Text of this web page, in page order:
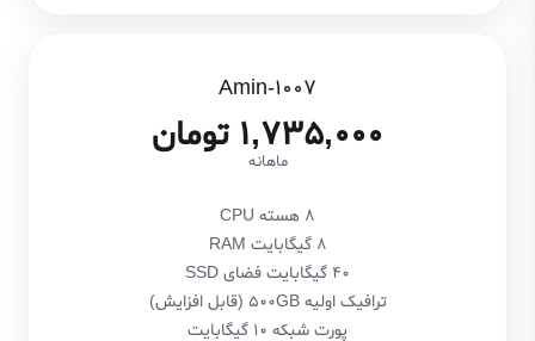
Amin-1007
1,735,000 تومان
ماهانه
8 هسته CPU
8 گیگابایت RAM
40 گیگابایت فضای SSD
ترافیک اولیه 500GB (قابل افزایش)
پورت شبکه 10 گیگابایت